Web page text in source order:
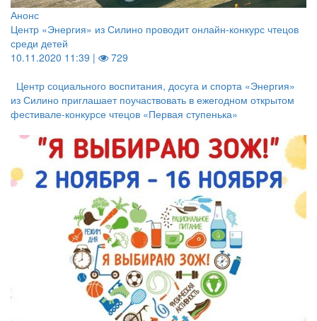
Анонс
Центр «Энергия» из Силино проводит онлайн-конкурс чтецов
среди детей
10.11.2020 11:39 |
729
Центр социального воспитания, досуга и спорта «Энергия»
из Силино приглашает поучаствовать в ежегодном открытом
фестивале-конкурсе чтецов «Первая ступенька»